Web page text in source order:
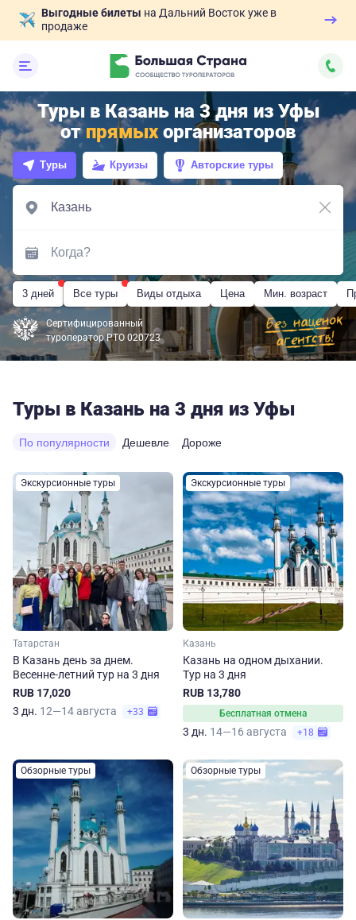
Выгодные билеты на Дальний Восток уже в
продаже
Туры в Казань на 3 дня из Уфы
отпрямыхорганизаторов
Туры Круизы Авторские туры
3 дней Все туры Виды отдыха Цена Мин. возраст
Сертифицированный
туроператор РТО 020723
Туры в Казань на 3 дня из Уфы
По популярности Дешевле Дороже
Экскурсионные туры
Татарстан
В Казань день за днем.
Весенне-летний тур на 3 дня
RUB 17,020
3 дн. 12—14 августа +33
Экскурсионные туры
Казань
Казань на одном дыхании.
Тур на 3 дня
RUB 13,780
Бесплатная отмена
3 дн. 14—16 августа +18
Обзорные туры Обзорные туры